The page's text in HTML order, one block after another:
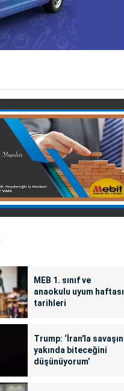
MEB 1. sınıf ve
anaokulu uyum haftası
tarihleri
Trump: ‘İran'la savaşın
yakında biteceğini
düşünüyorum’